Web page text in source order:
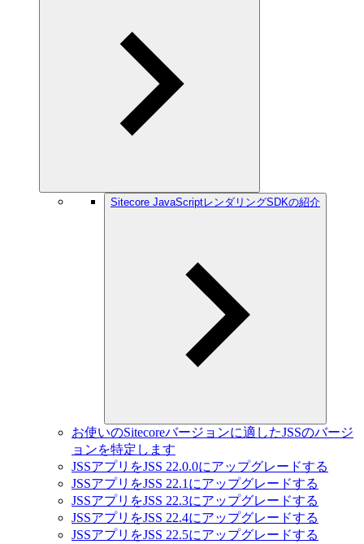
Sitecore JavaScriptレンダリングSDKの紹介
お使いのSitecoreバージョンに適したJSSのバージ
ョンを特定します
JSSアプリをJSS 22.0.0にアップグレードする
JSSアプリをJSS 22.1にアップグレードする
JSSアプリをJSS 22.3にアップグレードする
JSSアプリをJSS 22.4にアップグレードする
JSSアプリをJSS 22.5にアップグレードする